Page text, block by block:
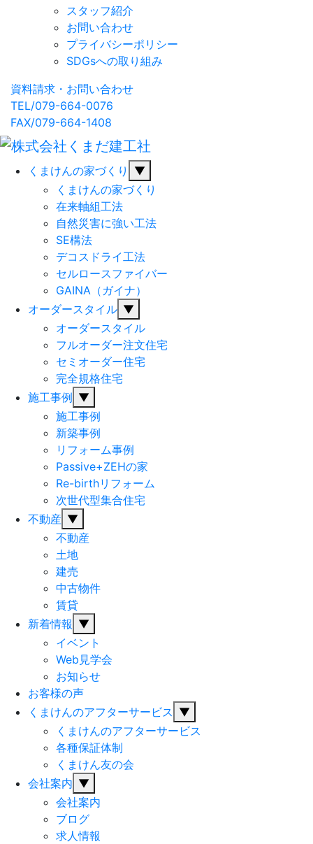
スタッフ紹介
お問い合わせ
プライバシーポリシー
SDGsへの取り組み
資料請求・お問い合わせ
TEL/079-664-0076
FAX/079-664-1408
くまけんの家づくり
▼
くまけんの家づくり
在来軸組工法
自然災害に強い工法
SE構法
デコスドライ工法
セルロースファイバー
GAINA（ガイナ）
オーダースタイル ▼
オーダースタイル
フルオーダー注文住宅
セミオーダー住宅
完全規格住宅
施工事例 ▼
施工事例
新築事例
リフォーム事例
Passive+ZEHの家
Re-birthリフォーム
次世代型集合住宅
不動産 ▼
不動産
土地
建売
中古物件
賃貸
新着情報 ▼
イベント
Web見学会
お知らせ
お客様の声
くまけんのアフターサービス ▼
くまけんのアフターサービス
各種保証体制
くまけん友の会
会社案内 ▼
会社案内
ブログ
求人情報